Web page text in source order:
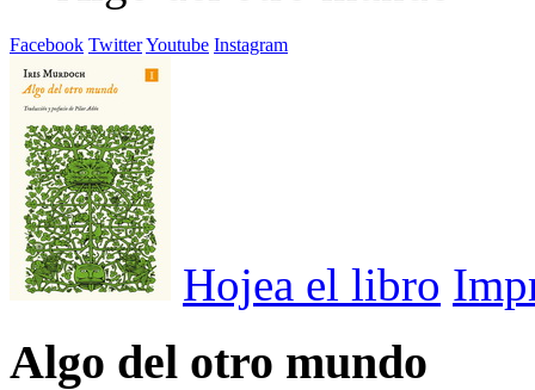
Facebook TwitterYoutube Instagram
Hojea el libro
Algo del otro mundo